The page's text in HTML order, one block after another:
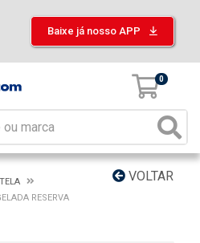
Baixe já nosso APP
0
VOLTAR
RESERVA